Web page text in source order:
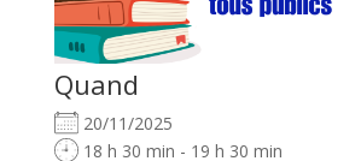
Quand
20/11/2025
18 h 30 min - 19 h 30 min